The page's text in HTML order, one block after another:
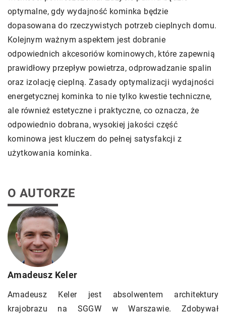
optymalne, gdy wydajność kominka będzie
dopasowana do rzeczywistych potrzeb cieplnych domu.
Kolejnym ważnym aspektem jest dobranie
odpowiednich akcesoriów kominowych, które zapewnią
prawidłowy przepływ powietrza, odprowadzanie spalin
oraz izolację cieplną. Zasady optymalizacji wydajności
energetycznej kominka to nie tylko kwestie techniczne,
ale również estetyczne i praktyczne, co oznacza, że
odpowiednio dobrana, wysokiej jakości część
kominowa jest kluczem do pełnej satysfakcji z
użytkowania kominka.
O AUTORZE
Amadeusz Keler
Amadeusz Keler jest absolwentem architektury
krajobrazu na SGGW w Warszawie. Zdobywał